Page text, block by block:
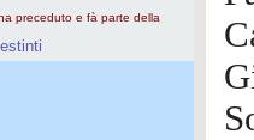
preceduto e fà parte della